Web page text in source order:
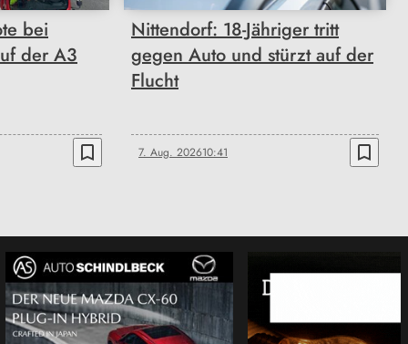
bei
der A3
bookmark_border
Nittendorf: 18-Jähriger tritt
gegen Auto und stürzt auf der
Flucht
7. Aug. 202610:41 bookmark_border